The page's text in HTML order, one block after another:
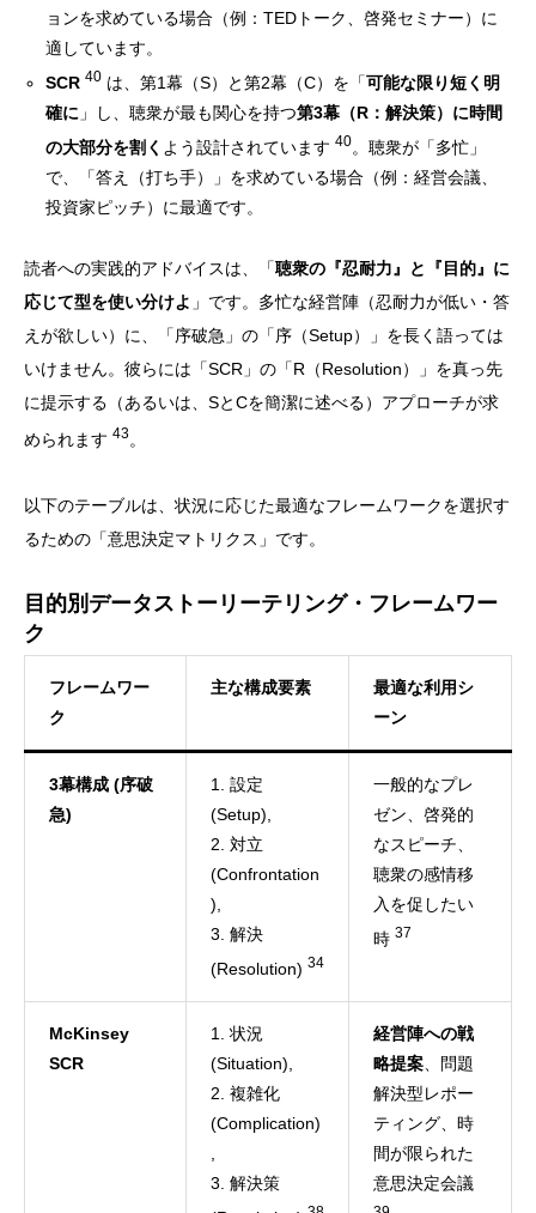
ョンを求めている場合（例：TEDトーク、啓発セミナー）に
適しています。
SCR 40 は、第1幕（S）と第2幕（C）を「可能な限り短く明
確に 」し、聴衆が最も関心を持つ第3幕（R：解決策）に時間
の大部分を割く よう設計されています40。聴衆が「多忙」
で、「答え（打ち手）」を求めている場合（例：経営会議、
投資家ピッチ）に最適です。
読者への実践的アドバイスは、「聴衆の『忍耐力』と『目的』に
応じて型を使い分けよ 」です。多忙な経営陣（忍耐力が低い・答
えが欲しい）に、「序破急」の「序（Setup）」を長く語っては
いけません。彼らには「SCR」の「R（Resolution）」を真っ先
に提示する（あるいは、SとCを簡潔に述べる）アプローチが求
められます 43。
以下のテーブルは、状況に応じた最適なフレームワークを選択す
るための「意思決定マトリクス」です。
目的別データストーリーテリング・フレームワー
ク
フレームワー
ク
主な構成要素
最適な利用シ
ーン
3幕構成 (序破
急)
1. 設定
(Setup),
2. 対立
(Confrontation
),
3. 解決
(Resolution) 34
一般的なプレ
ゼン、啓発的
なスピーチ、
聴衆の感情移
入を促したい
時 37
McKinsey
SCR
1. 状況
(Situation),
2. 複雑化
(Complication)
,
3. 解決策
経営陣への戦
略提案、問題
解決型レポー
ティング、時
間が限られた
意思決定会議